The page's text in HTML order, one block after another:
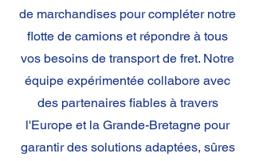
de marchandises pour compléter notre
flotte de camions et répondre à tous
vos besoins de transport de fret. Notre
équipe expérimentée collabore avec
des partenaires fiables à travers
l'Europe et la Grande-Bretagne pour
garantir des solutions adaptées, sûres